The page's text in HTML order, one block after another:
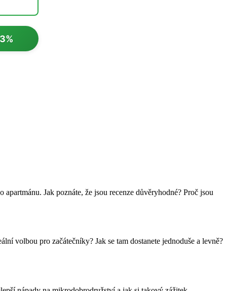
Jak poznáte, že jsou recenze důvěryhodné? Proč jsou
volbou pro začátečníky? Jak se tam dostanete jednoduše a levně?